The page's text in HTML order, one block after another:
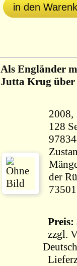
in den
Als Engländer
Jutta Krug über
128 Seiten
der
73501
Preis:
zzgl.